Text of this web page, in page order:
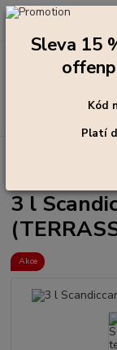
+420 273 136 255
3 l
Akce
Sleva 15
Kód
Platí